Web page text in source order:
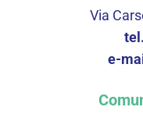
Via
tel.
e-